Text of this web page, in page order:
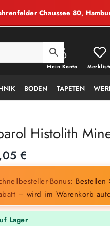
Chaussee 80,
Mein Konto
BODEN TAPETEN
Histolith
€
Bonus:
– wird im Warenkorb
Lager